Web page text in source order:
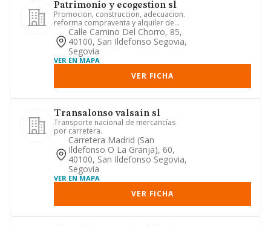
Patrimonio y ecogestion sl
Promocion, construccion, adecuacion.
reforma compraventa y alquiler de
toda clase de obras publicas...
Calle Camino Del Chorro, 85,
40100, San Ildefonso Segovia,
Segovia
VER EN MAPA
VER FICHA
Transalonso valsain sl
Transporte nacional de mercancías
por carretera.
Carretera Madrid (san
Ildefonso O La Granja), 60,
40100, San Ildefonso Segovia,
Segovia
VER EN MAPA
VER FICHA